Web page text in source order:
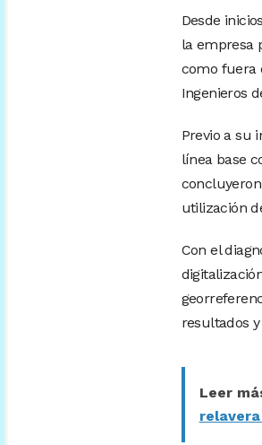
Desde
la empresa
como fuera
Ingenieros
Previo a su
línea base
utilización
Con el
resultados
Leer